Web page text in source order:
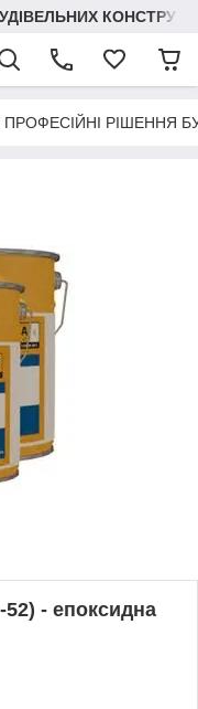
КОНСТРУКЦІЙ
/ ПРОФЕСІЙНІ РІШЕННЯ
- епоксидна